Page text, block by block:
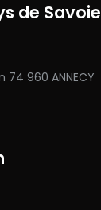
de Savoie
74 960 ANNECY